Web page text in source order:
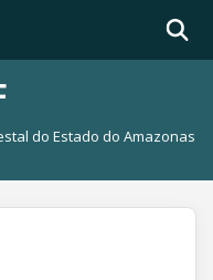
do Estado do Amazonas